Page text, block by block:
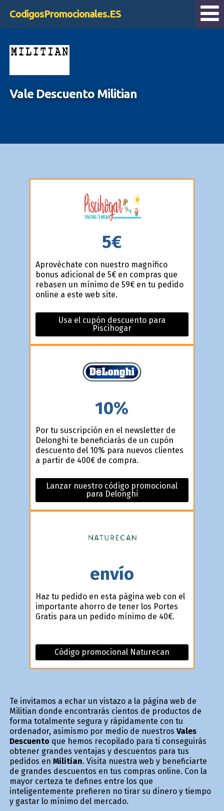
CodigosPromocionales.ES
Vale Descuento Militian
5€
Aprovéchate con nuestro magnífico
bonus adicional de 5€ en compras que
rebasen un mínimo de 59€ en tu pedido
online a este web site.
Usa el cupón descuento para
Piscihogar
10%
Por tu suscripción en el newsletter de
Delonghi te beneficiarás de un cupón
descuento del 10% para nuevos clientes
a partir de 400€ de compra.
Lanzar nuestro código promocional
para Delonghi
envío
Haz tu pedido en esta página web con el
importante ahorro de tener los Portes
Gratis para un pedido mínimo de 40€.
Código promocional Naturecan
Te invitamos a echar un vistazo a la página web de
Militian donde encontrarás cientos de productos de
forma totalmente segura y rápidamente con tu
ordenador, asimismo por medio de nuestros Vales
Descuento que hemos recopilado para ti conseguirás
obtener grandes ventajas y descuentos para tus
pedidos en Militian. Visita nuestra web y beneficiarte
de grandes descuentos en tus compras online. Con la
mayor certeza te defines entre los que
inteligentemente prefieren no tirar su dinero y tiempo
y gastar lo mínimo del mercado.